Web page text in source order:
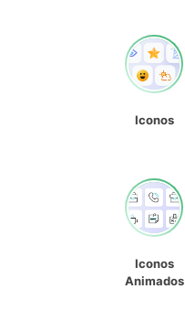
Iconos
Iconos
Animados